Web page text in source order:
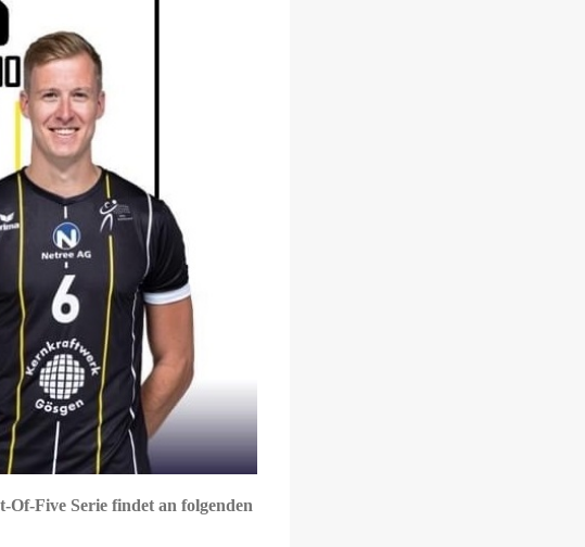
Of-Five Serie findet an folgenden